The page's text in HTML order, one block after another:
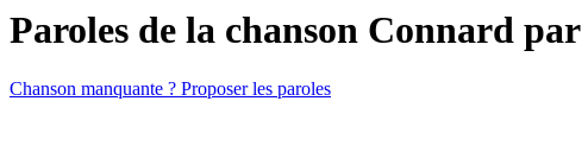
Paroles de la chanson Connard par
Chanson manquante ? Proposer les paroles